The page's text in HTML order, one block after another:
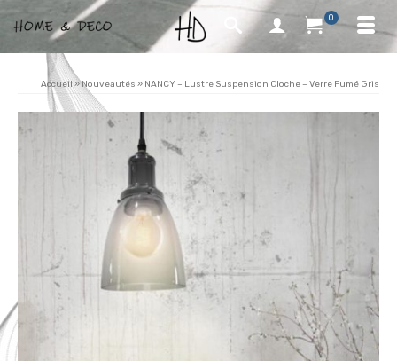
0
Accueil»Nouveautés » NANCY – Lustre Suspension Cloche – Verre Fumé Gris